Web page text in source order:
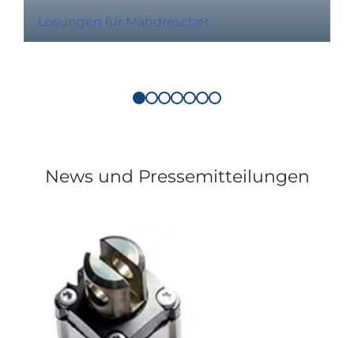
Lösungen für Mähdrescher
News und Pressemitteilungen